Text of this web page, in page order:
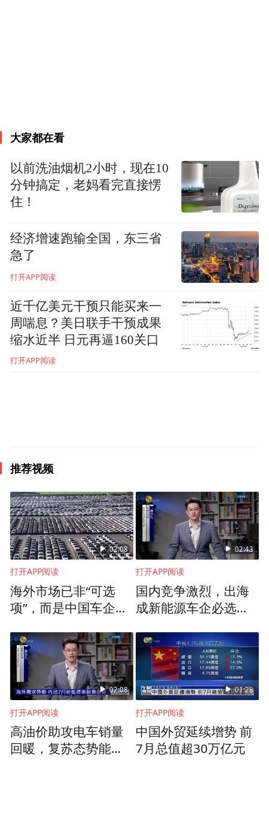
存在诱导保险代理人进行违背诚信义务的活
幸福人寿淄博中支培训课件《6.18新人班产
品传世3.0 幸福源 -yu》存在“返本快：中短期
约交完就返本，长期交费期内就返本”等表
述。经查，培训课件提到的保险条款中不涉
及“返本快”等描述，课件中是将退保对应的
中短期约交完就返本，长期交费期内就返本”
等内容是由幸福人寿淄博中支总经理助理宋
树魁从网站上直接下载并在2022年6月18日新
淄博监管分局决定对幸福人寿淄博中支责令
改正，警告并处罚款1万元。
同时，时任幸福人寿淄博中支总经理助理宋
树魁对此上述违法行为负有直接责任，被给
予警告并处罚款1万元。
（凤凰网山东 王梓涵）
大家都在看
以前洗油烟机2小时，现在10
分钟搞定，老妈看完直接愣
住！
经济增速跑输全国，东三省
急了
打开APP阅读
近千亿美元干预只能买来一
周喘息？美日联手干预成果
缩水近半 日元再逼160关口
打开APP阅读
推荐视频
02:08
打开APP阅读
海外市场已非“可选
项”，而是中国车企发
02:43
打开APP阅读
国内竞争激烈，出海
成新能源车企必选
02:08
打开APP阅读
高油价助攻电车销量
回暖，复苏态势能否
01:28
打开APP阅读
中国外贸延续增势 前
7月总值超30万亿元